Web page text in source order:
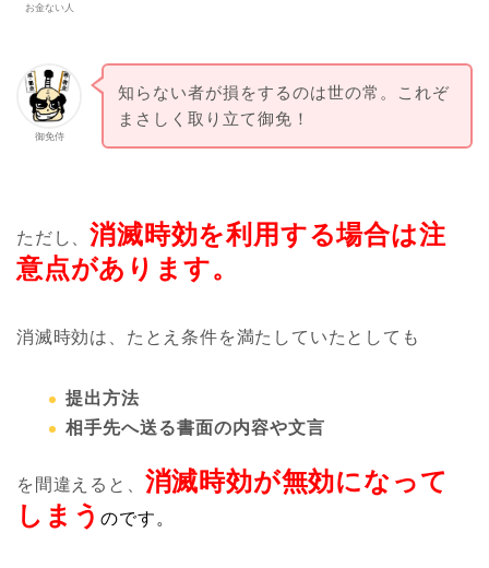
お金ない人
御免侍
知らない者が損をするのは世の常。これぞ
まさしく取り立て御免！
ただし、 消滅時効を利用する場合は注
意点があります。
消滅時効は、たとえ条件を満たしていたとしても
提出方法
相手先へ送る書面の内容や文言
を間違えると、 消滅時効が無効になって
しまうのです。